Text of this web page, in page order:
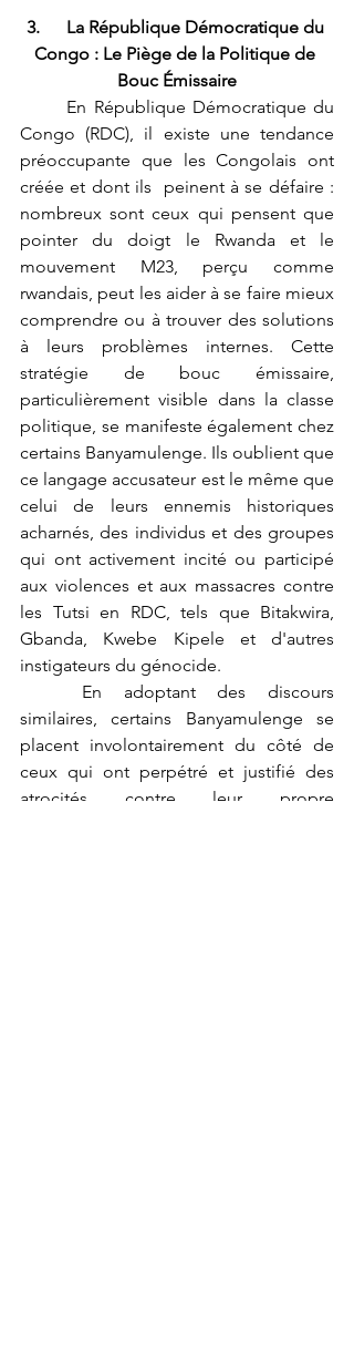
3.      La République Démocratique du
Congo : Le Piège de la Politique de
Bouc Émissaire
Congo (RDC), il existe une tendance
préoccupante que les Congolais ont
créée et dont ils  peinent à se défaire :
nombreux sont ceux qui pensent que
pointer du doigt le Rwanda et le
mouvement M23, perçu comme
rwandais, peut les aider à se faire mieux
comprendre ou à trouver des solutions
à leurs problèmes internes. Cette
stratégie de bouc émissaire,
particulièrement visible dans la classe
politique, se manifeste également chez
certains Banyamulenge. Ils oublient que
ce langage accusateur est le même que
celui de leurs ennemis historiques
acharnés, des individus et des groupes
qui ont activement incité ou participé
aux violences et aux massacres contre
les Tutsi en RDC, tels que Bitakwira,
Gbanda, Kwebe Kipele et d'autres
instigateurs du génocide.
similaires, certains Banyamulenge se
placent involontairement du côté de
ceux qui ont perpétré et justifié des
atrocités contre leur propre